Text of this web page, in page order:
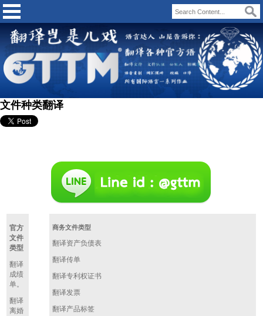
文件种类翻译
官方
文件
类型
翻译
成绩
单。
翻译
离婚
商务文件类型
翻译资产负债表
翻译传单
翻译专利权证书
翻译发票
翻译产品标签